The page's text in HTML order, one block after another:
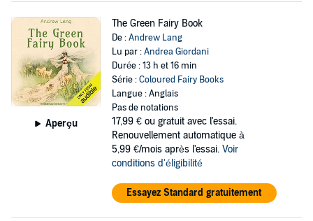
Aperçu
The Green Fairy Book
De :Andrew Lang
Lu par :Andrea Giordani
Durée : 13 h et 16 min
Série :Coloured Fairy Books
Langue : Anglais
Pas de notations
17,99 € ou gratuit avec l'essai.
Renouvellement automatique à
5,99 €/mois après l'essai. Voir
conditions d'éligibilité
Essayez Standard gratuitement